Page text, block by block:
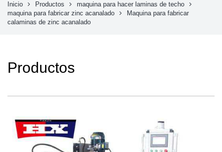
Inicio Productos
maquina para hacer laminas de techo
maquina para fabricar zinc acanalado
Maquina para fabricar
calaminas de zinc acanalado
Productos